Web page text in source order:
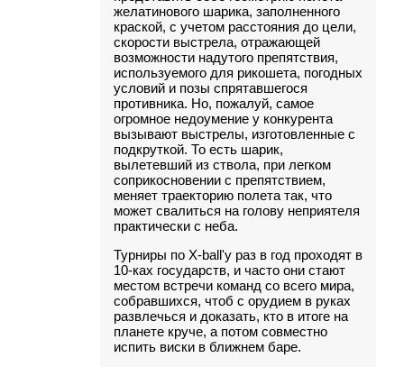
желатинового шарика, заполненного
краской, с учетом расстояния до цели,
скорости выстрела, отражающей
возможности надутого препятствия,
используемого для рикошета, погодных
условий и позы спрятавшегося
противника. Но, пожалуй, самое
огромное недоумение у конкурента
вызывают выстрелы, изготовленные с
подкруткой. То есть шарик,
вылетевший из ствола, при легком
соприкосновении с препятствием,
меняет траекторию полета так, что
может свалиться на голову неприятеля
практически с неба.
Турниры по X-ball'у раз в год проходят в
10-ках государств, и часто они стают
местом встречи команд со всего мира,
собравшихся, чтоб с орудием в руках
развлечься и доказать, кто в итоге на
планете круче, а потом совместно
испить виски в ближнем баре.